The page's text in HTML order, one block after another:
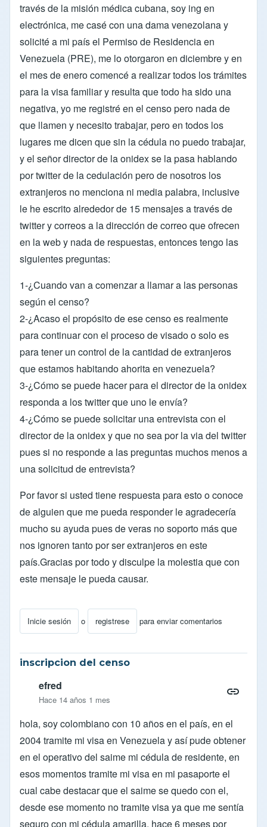
través de la misión médica cubana, soy ing en
electrónica, me casé con una dama venezolana y
solicité a mi país el Permiso de Residencia en
Venezuela (PRE), me lo otorgaron en diciembre y en
el mes de enero comencé a realizar todos los trámites
para la visa familiar y resulta que todo ha sido una
negativa, yo me registré en el censo pero nada de
que llamen y necesito trabajar, pero en todos los
lugares me dicen que sin la cédula no puedo trabajar,
y el señor director de la onidex se la pasa hablando
por twitter de la cedulación pero de nosotros los
extranjeros no menciona ni media palabra, inclusive
le he escrito alrededor de 15 mensajes a través de
twitter y correos a la dirección de correo que ofrecen
en la web y nada de respuestas, entonces tengo las
siguientes preguntas:
1-¿Cuando van a comenzar a llamar a las personas
según el censo?
2-¿Acaso el propósito de ese censo es realmente
para continuar con el proceso de visado o solo es
para tener un control de la cantidad de extranjeros
que estamos habitando ahorita en venezuela?
3-¿Cómo se puede hacer para el director de la onidex
responda a los twitter que uno le envía?
4-¿Cómo se puede solicitar una entrevista con el
director de la onidex y que no sea por la via del twitter
pues si no responde a las preguntas muchos menos a
una solicitud de entrevista?
Por favor si usted tiene respuesta para esto o conoce
de alguien que me pueda responder le agradecería
mucho su ayuda pues de veras no soporto más que
nos ignoren tanto por ser extranjeros en este
país.Gracias por todo y disculpe la molestia que con
este mensaje le pueda causar.
Inicie sesión o registrese para enviar comentarios
inscripcion del censo
efred
Hace 14 años 1 mes
hola, soy colombiano con 10 años en el país, en el
2004 tramite mi visa en Venezuela y así pude obtener
en el operativo del saime mi cédula de residente, en
esos momentos tramite mi visa en mi pasaporte el
cual cabe destacar que el saime se quedo con el,
desde ese momento no tramite visa ya que me sentía
seguro con mi cédula amarilla, hace 6 meses por